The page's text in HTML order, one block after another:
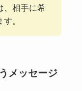
、相手に希
。
メッセージ